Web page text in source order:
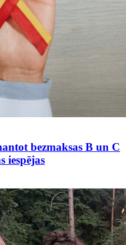
bezmaksas B un C
iespējas